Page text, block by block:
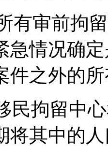
有审前拘
急情况确
件之外的
民拘留中
将其中的